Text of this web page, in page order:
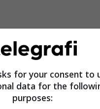
for your consent to
data for the
purposes: